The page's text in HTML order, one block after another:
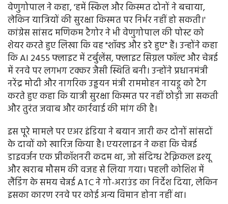
वेणुगोपाल ने कहा, 'हमें स्किल और किस्मत दोनों ने बचाया,
लेकिन यात्रियों की सुरक्षा किस्मत पर निर्भर नहीं हो सकती।'
कांग्रेस सांसद मणिकम टैगोर ने भी वेणुगोपाल की पोस्ट को
शेयर करते हुए लिखा कि वह "शॉक्ड और डरे हुए" हैं। उन्होंने कहा
कि AI 2455 फ्लाइट में टर्बुलेंस, फ्लाइट सिग्नल फॉल्ट और चेन्नई
में रनवे पर लगभग टक्कर जैसी स्थिति बनी। उन्होंने प्रधानमंत्री
नरेंद्र मोदी और नागरिक उड्डयन मंत्री राममोहन नायडू को टैग
करते हुए कहा कि यात्री सुरक्षा किस्मत पर नहीं छोड़ी जा सकती
और तुरंत जवाब और कार्रवाई की मांग की है।
इस पूरे मामले पर एअर इंडिया ने बयान जारी कर दोनों सांसदों
के दावों को खारिज किया है। एयरलाइन ने कहा कि चेन्नई
डाइवर्जन एक प्रीकॉशनरी कदम था, जो संदिग्ध टेक्निकल इश्यू
और खराब मौसम की वजह से लिया गया। पहली कोशिश में
लैंडिंग के समय चेन्नई ATC ने गो-अराउंड का निर्देश दिया, लेकिन
इसका कारण रनवे पर कोई अन्य विमान होना नहीं था।